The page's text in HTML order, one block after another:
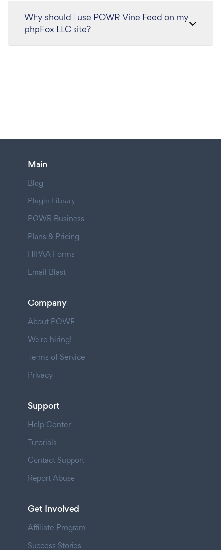
Why should I use POWR Vine Feed on my
phpFox LLC site?
Main
Blog
Plugin Library
POWR Business
Plans & Pricing
HIPAA Forms
Email Blast
Company
About POWR
We're hiring!
Terms of Service
Privacy
Support
Help Center
Tutorials
Contact Support
Report Abuse
Get Involved
Affiliate Program
Success Stories